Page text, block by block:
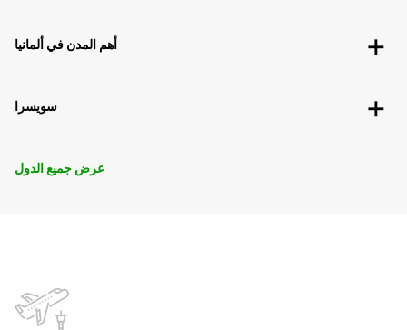
أهم المدن في ألمانيا
سويسرا
عرض جميع الدول